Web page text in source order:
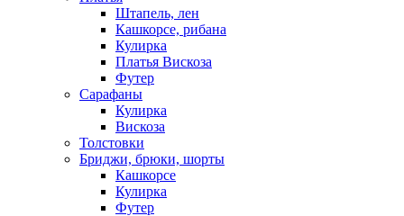
Штапель, лен
Кашкорсе, рибана
Кулирка
Платья Вискоза
Футер
Сарафаны
Кулирка
Вискоза
Толстовки
Бриджи, брюки, шорты
Кашкорсе
Кулирка
Футер